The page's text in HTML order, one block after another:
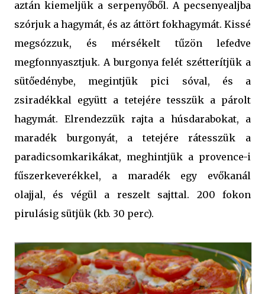
aztán kiemeljük a serpenyőből. A pecsenyealjba
szórjuk a hagymát, és az áttört fokhagymát. Kissé
megsózzuk, és mérsékelt tűzön lefedve
megfonnyasztjuk. A burgonya felét szétterítjük a
sütőedénybe, megintjük pici sóval, és a
zsiradékkal együtt a tetejére tesszük a párolt
hagymát. Elrendezzük rajta a húsdarabokat, a
maradék burgonyát, a tetejére rátesszük a
paradicsomkarikákat, meghintjük a provence-i
fűszerkeverékkel, a maradék egy evőkanál
olajjal, és végül a reszelt sajttal. 200 fokon
pirulásig sütjük (kb. 30 perc).